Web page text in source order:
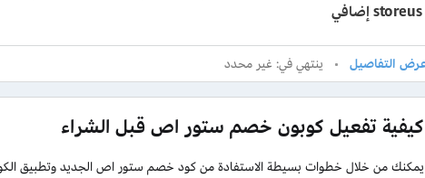
storeus إضافي
ينتهي في: غير محدد
كيفية تفعيل كوبون خصم ستور اص قبل الشراء
يمكنك من خلال خطوات بسيطة الاستفادة من كود خصم ستور اص الجديد وتطبيق